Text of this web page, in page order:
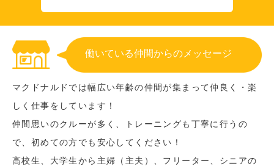
働いている仲間からのメッセージ
マクドナルドでは幅広い年齢の仲間が集まって仲良く・楽
しく仕事をしています！
仲間思いのクルーが多く、トレーニングも丁寧に行うの
で、初めての方でも安心してください！
高校生、大学生から主婦（主夫）、フリーター、シニアの